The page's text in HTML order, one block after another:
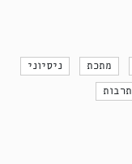
מתכת ניסיוני
תרבות